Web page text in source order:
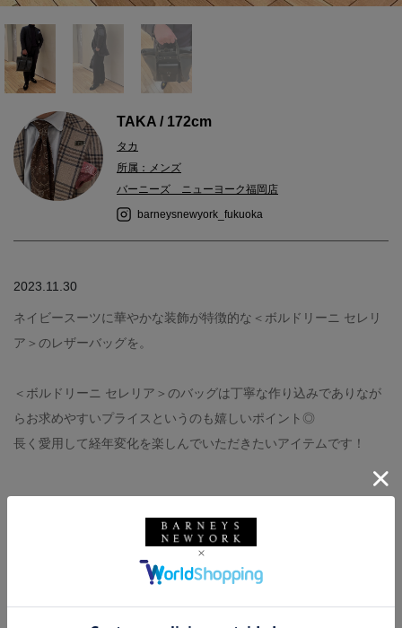
TAKA / 172cm
タカ
所属：メンズ
バーニーズ ニューヨーク福岡店
barneysnewyork_fukuoka
2023.11.30
ネイビースーツに華やかな装飾が特徴的な＜ボルドリーニ セレリ
ア＞のレザーバッグを。
＜ボルドリーニ セレリア＞のバッグは丁寧な作り込みでありなが
らお求めやすいプライスというのも嬉しいポイント◎
長く愛用して経年変化を楽しんでいただきたいアイテムです！
chief : BARNEYS NEW YORK
glove : BARNEYS NEWYORK